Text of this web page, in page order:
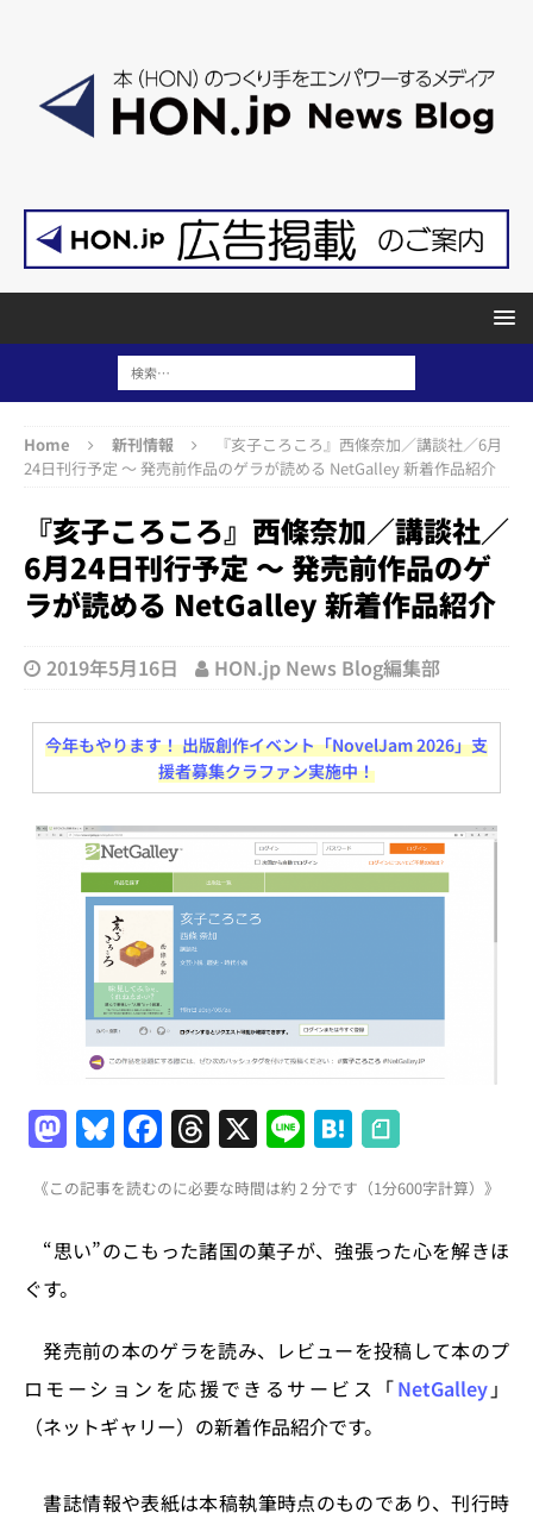
Home 新刊情報
『亥子ころころ』西條奈加／講談社／6月
24日刊行予定 ～ 発売前作品のゲラが読める NetGalley 新着作品紹介
『亥子ころころ』西條奈加／講談社／
6月24日刊行予定 ～ 発売前作品のゲ
ラが読める NetGalley 新着作品紹介
2019年5月16日 HON.jp News Blog編集部
今年もやります！ 出版創作イベント「NovelJam 2026」支
援者募集クラファン実施中！
M
a
st
o
n
Bl
u
e
s
F
a
c
e
o
k
T
h
re
a
X Li
n
e
H
at
e
n
《この記事を読むのに必要な時間は約 2 分です（1分600字計算）》
“思い”のこもった諸国の菓子が、強張った心を解きほ
ぐす。
発売前の本のゲラを読み、レビューを投稿して本のプ
ロモーションを応援できるサービス「NetGalley」
（ネットギャリー）の新着作品紹介です。
書誌情報や表紙は本稿執筆時点のものであり、刊行時